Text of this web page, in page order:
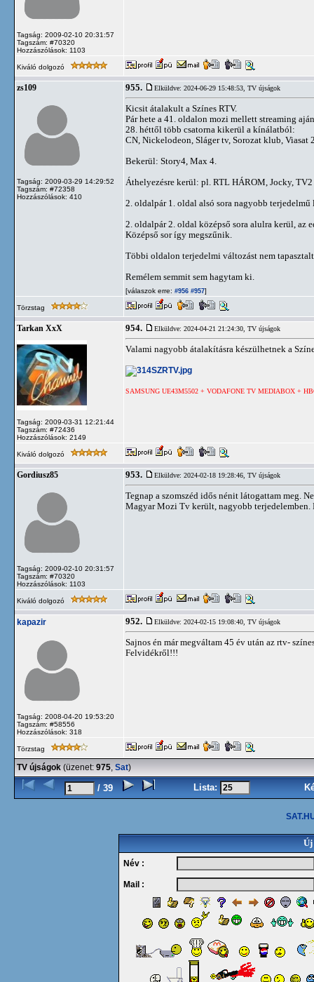
Tagság: 2009-02-10 20:31:57
Tagszám: #70320
Hozzászólások: 1103
Kiváló dolgozó
zs109
Tagság: 2009-03-29 14:29:52
Tagszám: #72358
Hozzászólások: 410
955. Elküldve: 2024-06-29 15:48:53, TV újságok
Kicsit átalakult a Színes RTV.
Pár hete a 41. oldalon mozi mellett streaming
28. héttől több csatorna kikerül a kínálatból:
CN, Nickelodeon, Sláger tv, Sorozat klub, Viasat
Bekerül: Story4, Max 4.
Áthelyezésre kerül: pl. RTL HÁROM, Jocky,
2. oldalpár 1. oldal alsó sora nagyobb
2. oldalpár 2. oldal középső sora alulra kerül, az
Középső sor így megszűnik.
Többi oldalon terjedelmi változást nem
Remélem semmit sem hagytam ki.
[válaszok erre: #956 #957]
Törzstag
Tarkan XxX
Tagság: 2009-03-31 12:21:44
Tagszám: #72436
Hozzászólások: 2149
954. Elküldve: 2024-04-21 21:24:30, TV újságok
Valami nagyobb átalakításra készülhetnek a
SAMSUNG UE43M5502 + VODAFONE TV MEDIABOX +
Kiváló dolgozó
Gordiusz85
Tagság: 2009-02-10 20:31:57
Tagszám: #70320
Hozzászólások: 1103
953. Elküldve: 2024-02-18 19:28:46, TV újságok
Tegnap a szomszéd idős nénit látogattam meg.
Magyar Mozi Tv került, nagyobb terjedelemben.
Kiváló dolgozó
kapazir
Tagság: 2008-04-20 19:53:20
Tagszám: #58556
Hozzászólások: 318
952. Elküldve: 2024-02-15 19:08:40, TV újságok
Sajnos én már megváltam 45 év után az rtv-
Felvidékről!!!
Törzstag
TV újságok (üzenet: 975, Sat)
/ 39 Lista:
Új
Név :
Mail :